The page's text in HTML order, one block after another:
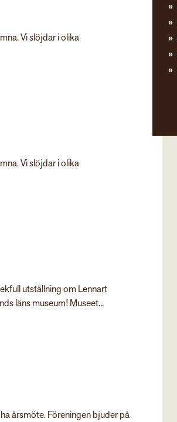
Vi slöjdar i olika
Vi slöjdar i olika
utställning om Lennart
läns museum! Museet...
årsmöte. Föreningen bjuder på